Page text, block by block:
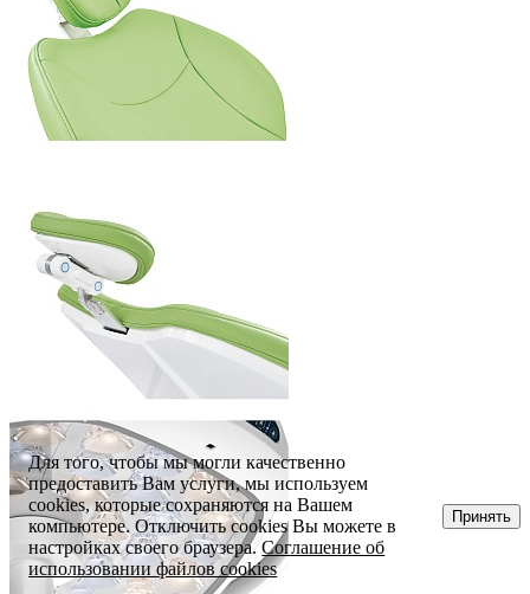
Для того, чтобы мы могли качественно
предоставить Вам услуги, мы используем
cookies, которые сохраняются на Вашем
компьютере. Отключить cookies Вы можете в
настройках своего браузера.Соглашение об
использовании файлов cookies
Принять